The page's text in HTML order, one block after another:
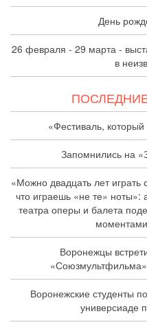
День
26 февраля - 29 марта -
в
«Фестиваль, который
Запомнились на
«Можно двадцать лет играть
что играешь «не те» ноты»:
театра оперы и балета
Воронежцы
Воронежские студенты
универсиаде